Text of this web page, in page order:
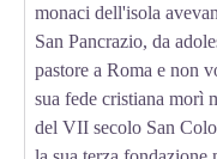
monaci dell'isola
San Pancrazio, da
pastore a Roma e non
sua fede cristiana morì
del VII secolo San